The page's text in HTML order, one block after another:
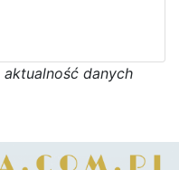
aktualność danych